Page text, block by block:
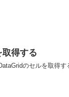
得する
のセルを取得す